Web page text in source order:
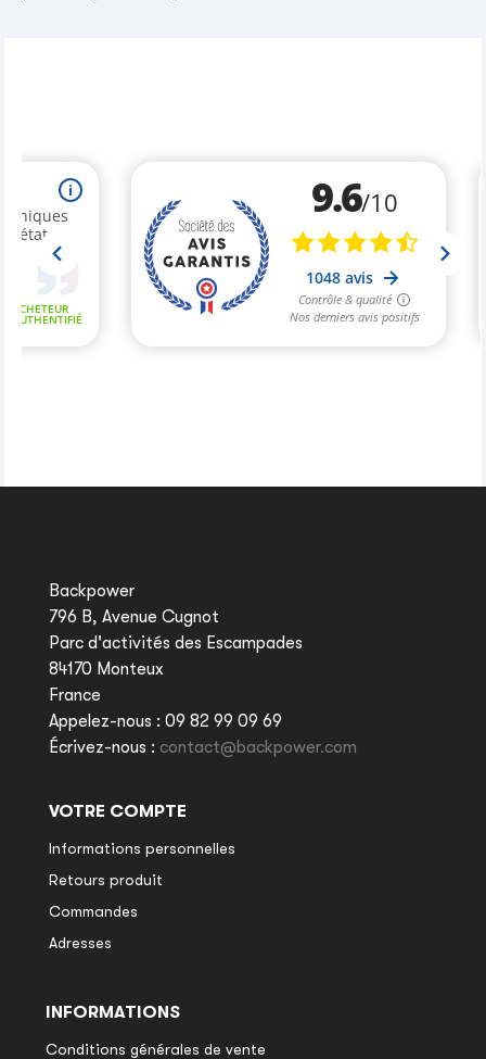
Backpower
796 B, Avenue Cugnot
Parc d'activités des Escampades
84170 Monteux
France
Appelez-nous : 09 82 99 09 69
Écrivez-nous : contact@backpower.com
VOTRE COMPTE
Informations personnelles
Retours produit
Commandes
Adresses
INFORMATIONS
Conditions générales de vente